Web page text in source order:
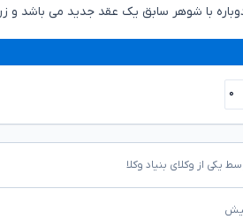
دوباره با شوهر سابق یک عقد جدید می
۰
یکی از وکلای بنیاد وکلا